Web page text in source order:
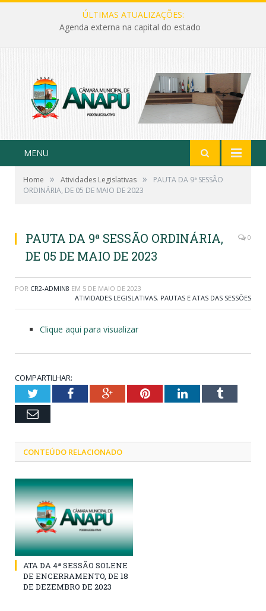
ÚLTIMAS ATUALIZAÇÕES:
Agenda externa na capital do estado
MENU
Home » Atividades Legislativas »
PAUTA DA 9ª SESSÃO
ORDINÁRIA, DE 05 DE MAIO DE 2023
PAUTA DA 9ª SESSÃO ORDINÁRIA,
DE 05 DE MAIO DE 2023
0
POR CR2-ADMIN8 EM 5 DE MAIO DE 2023
ATIVIDADES LEGISLATIVAS, PAUTAS E ATAS DAS SESSÕES
Clique aqui para visualizar
COMPARTILHAR:
TwitterFacebookGoogle+PinterestLinkedInTumblr
Email
CONTEÚDO RELACIONADO
ATA DA 4ª SESSÃO SOLENE
DE ENCERRAMENTO, DE 18
DE DEZEMBRO DE 2023